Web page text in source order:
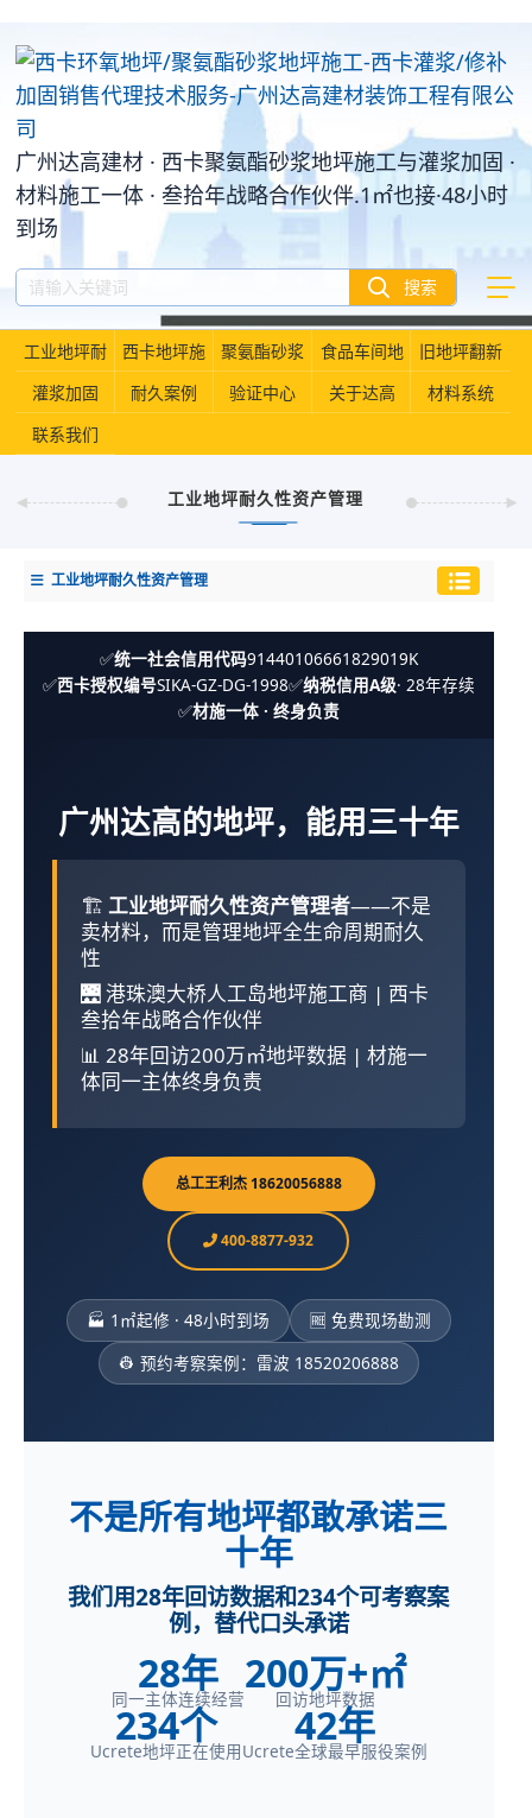
广州达高建材 · 西卡聚氨酯砂浆地坪施工与灌浆加固 ·
材料施工一体 · 叁拾年战略合作伙伴.1㎡也接·48小时
到场
工业地坪耐
久性资产管
理
西卡地坪施
工
聚氨酯砂浆
地坪
食品车间地
坪
旧地坪翻新
灌浆加固
耐久案例 验证中心 关于达高
材料系统
联系我们
工业地坪耐久性资产管理
工业地坪耐久性资产管理
✅统一社会信用代码91440106661829019K
✅西卡授权编号SIKA-GZ-DG-1998✅纳税信用A级· 28年存续
✅材施一体 · 终身负责
广州达高的地坪，能用三十年
🏗️ 工业地坪耐久性资产管理者——不是
卖材料，而是管理地坪全生命周期耐久
性
🌉 港珠澳大桥人工岛地坪施工商 | 西卡
叁拾年战略合作伙伴
📊 28年回访200万㎡地坪数据 | 材施一
体同一主体终身负责
总工王利杰 18620056888
400-8877-932
🏭 1㎡起修 · 48小时到场
🆓 免费现场勘测
👷 预约考察案例：雷波 18520206888
不是所有地坪都敢承诺三
十年
我们用28年回访数据和234个可考察案
例，替代口头承诺
28年
同一主体连续经营
200万+㎡
回访地坪数据
234个
Ucrete地坪正在使用
42年
Ucrete全球最早服役案例